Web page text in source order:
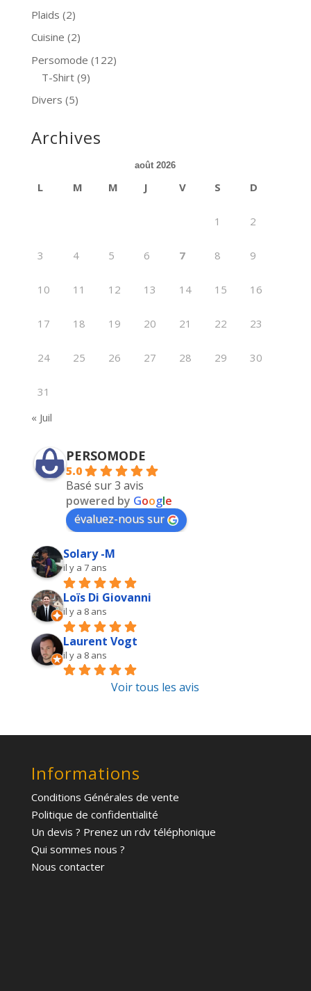
Plaids (2)
Cuisine (2)
Persomode (122)
T-Shirt (9)
Divers (5)
Archives
août 2026
L M M J V S D
1 2
3 4 5 6 7 8 9
10 11 12 13 14 15 16
17 18 19 20 21 22 23
24 25 26 27 28 29 30
31
« Juil
PERSOMODE
5.0
Basé sur 3 avis
powered by Google
évaluez-nous sur
Solary -M
il y a 7 ans
Loïs Di Giovanni
il y a 8 ans
Laurent Vogt
il y a 8 ans
Voir tous les avis
Informations
Conditions Générales de vente
Politique de confidentialité
Un devis ? Prenez un rdv téléphonique
Qui sommes nous ?
Nous contacter